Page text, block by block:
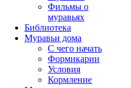
Фильмы о
муравьях
Библиотека
Муравьи дома
С чего начать
Формикарии
Условия
Кормление